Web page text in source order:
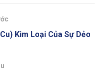
Kim Loại Của Sự Dẻo